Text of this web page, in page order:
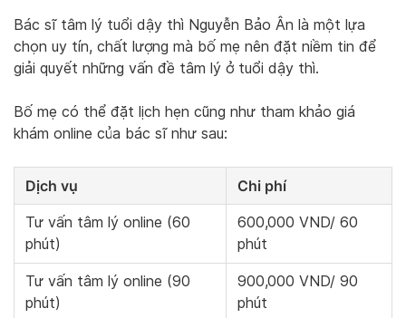
Bác sĩ tâm lý tuổi dậy thì Nguyễn Bảo Ân là một lựa
chọn uy tín, chất lượng mà bố mẹ nên đặt niềm tin để
giải quyết những vấn đề tâm lý ở tuổi dậy thì.
Bố mẹ có thể đặt lịch hẹn cũng như tham khảo giá
khám online của bác sĩ như sau:
Dịch vụ Chi phí
Tư vấn tâm lý online (60
phút)
600,000 VND/ 60
phút
Tư vấn tâm lý online (90
phút)
900,000 VND/ 90
phút